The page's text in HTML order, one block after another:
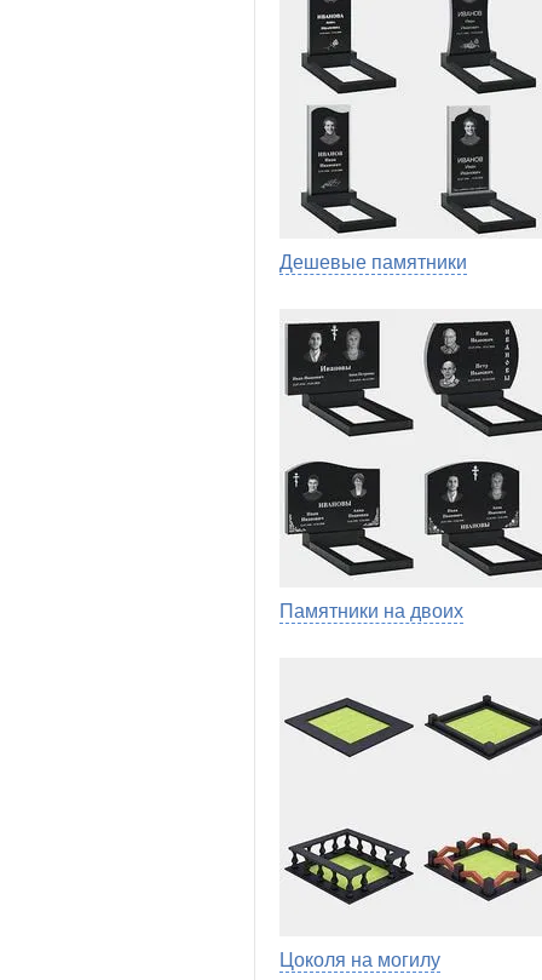
Дешевые памятники
Памятники на двоих
Цоколя на могилу